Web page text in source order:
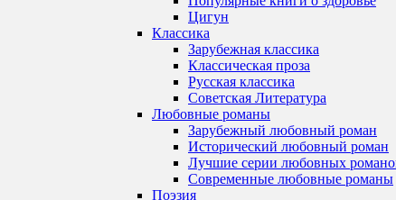
Цигун
Классика
Зарубежная классика
Классическая проза
Русская классика
Советская Литература
Любовные романы
Зарубежный любовный роман
Исторический любовный роман
Лучшие серии любовных
Современные любовные романы
Поэзия